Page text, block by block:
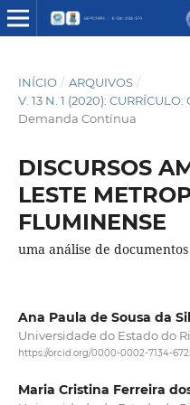
INÍCIO / ARQUIVOS /
V. 13 N. 1 (2020):
Demanda Contínua
DISCURSOS
LESTE
FLUMINENSE
uma análise de
Ana Paula de Sousa da
Universidade do Estado do
https://orcid.org/0000-0002-7134-
Maria Cristina Ferreira